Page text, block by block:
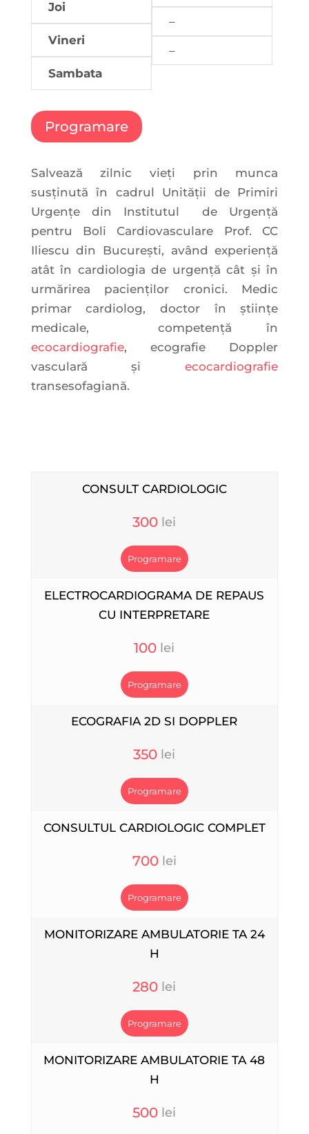
Joi
Vineri
Sambata
–
–
Programare
Salvează zilnic vieți prin munca
susținută în cadrul Unității de Primiri
Urgențe din Institutul de Urgență
pentru Boli Cardiovasculare Prof. CC
Iliescu din București, având experiență
atât în cardiologia de urgență cât și în
urmărirea pacienților cronici. Medic
primar cardiolog, doctor în științe
medicale, competență în
ecocardiografie, ecografie Doppler
vasculară șiecocardiografie
transesofagiană.
CONSULT CARDIOLOGIC
300
Programare
ELECTROCARDIOGRAMA DE REPAUS
CU INTERPRETARE
100
Programare
ECOGRAFIA 2D SI DOPPLER
350
Programare
CONSULTUL CARDIOLOGIC COMPLET
700
Programare
MONITORIZARE AMBULATORIE TA 24
H
280
Programare
MONITORIZARE AMBULATORIE TA 48
H
500